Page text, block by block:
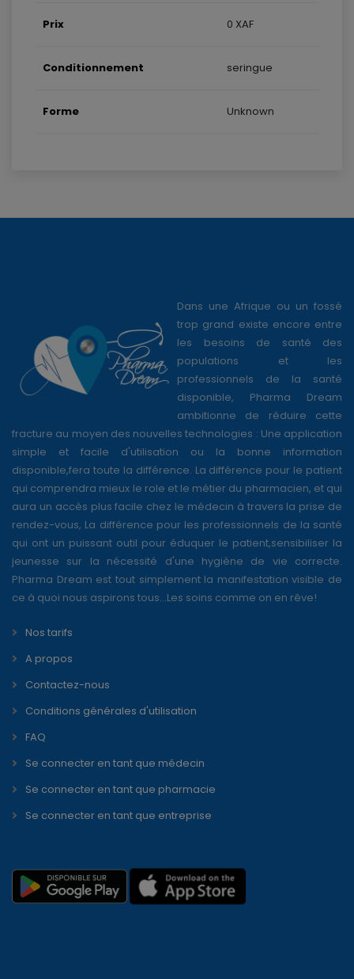
Prix 0 XAF
Conditionnement seringue
Forme Unknown
Dans une Afrique ou un fossé
trop grand existe encore entre
les besoins de santé des
populations et les
professionnels de la santé
disponible, Pharma Dream
ambitionne de réduire cette
fracture au moyen des nouvelles technologies : Une application
simple et facile d'utilisation ou la bonne information
disponible,fera toute la différence. La différence pour le patient
qui comprendra mieux le role et le métier du pharmacien, et qui
aura un accès plus facile chez le médecin à travers la prise de
rendez-vous, La différence pour les professionnels de la santé
qui ont un puissant outil pour éduquer le patient,sensibiliser la
jeunesse sur la nécessité d'une hygiène de vie correcte.
Pharma Dream est tout simplement la manifestation visible de
ce à quoi nous aspirons tous...Les soins comme on en rêve!
Nos tarifs
A propos
Contactez-nous
Conditions générales d'utilisation
FAQ
Se connecter en tant que médecin
Se connecter en tant que pharmacie
Se connecter en tant que entreprise